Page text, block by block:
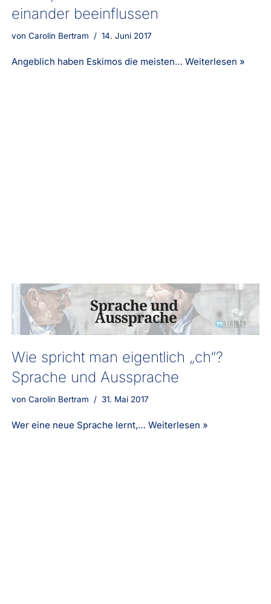
einander beeinflussen
vonCarolin Bertram 14. Juni 2017
Angeblich haben Eskimos die meisten…Weiterlesen »
Wie spricht man eigentlich „ch“?
Sprache und Aussprache
vonCarolin Bertram 31. Mai 2017
Wer eine neue Sprache lernt,…Weiterlesen »